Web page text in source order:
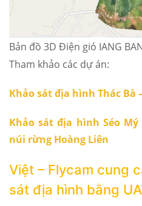
Bản đồ 3D Điện gió IANG
Tham khảo các dự án:
Khảo sát địa hình Thác Bà
Khảo sát địa hình Séo
núi rừng Hoàng Liên
Việt – Flycam cung
sát địa hình bằng